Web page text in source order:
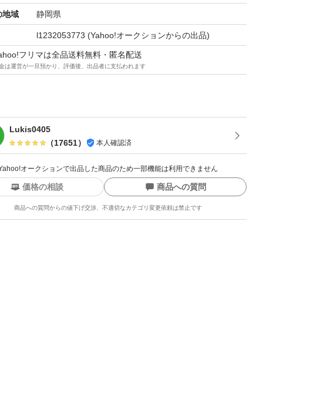
守り頂けない場合、購入の意思無しと判断し、落札者都
取引キャンセルとさせて頂く場合がございます。
が非常に多くなっている関係上、ご挨拶等のメッセージ
予めご了承下さい。
発行は現在承っておりません。
地域 静岡県
l1232053773 (Yahoo!オークションからの出品)
フリマは全品送料無料・匿名配送
は運営が一旦預かり、評価後、出品者に支払われます
Lukis0405
（17651） 本人確認済
オークションで出品した商品のため一部機能は利用できません
価格の相談 商品への質問
商品への質問からの値下げ交渉、不適切なカテゴリ変更依頼は禁止です